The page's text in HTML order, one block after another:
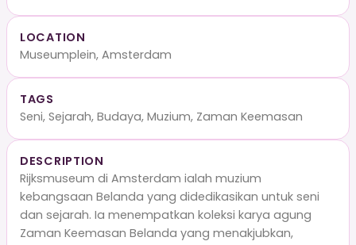
LOCATION
Museumplein, Amsterdam
TAGS
Seni, Sejarah, Budaya, Muzium, Zaman Keemasan
DESCRIPTION
Rijksmuseum di Amsterdam ialah muzium
kebangsaan Belanda yang didedikasikan untuk seni
dan sejarah. Ia menempatkan koleksi karya agung
Zaman Keemasan Belanda yang menakjubkan,